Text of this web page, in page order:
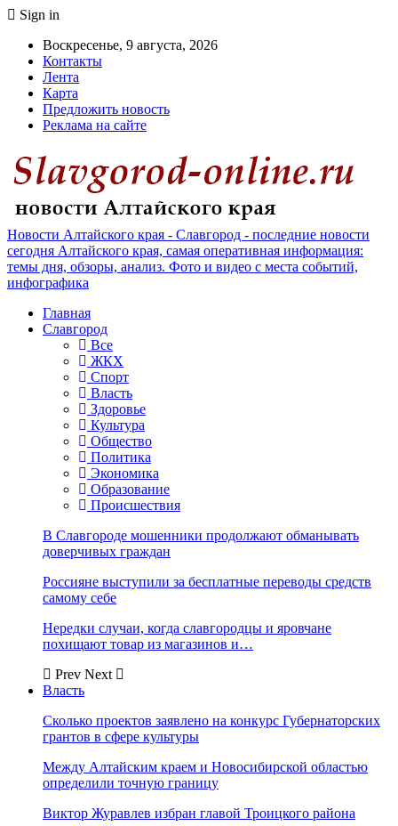
Sign in
Воскресенье, 9 августа, 2026
Контакты
Лента
Карта
Предложить новость
Реклама на сайте
Новости Алтайского края - Славгород - последние новости
сегодня Алтайского края, самая оперативная информация:
темы дня, обзоры, анализ. Фото и видео с места событий,
инфографика
Главная
Славгород
Все
ЖКХ
Спорт
Власть
Здоровье
Культура
Общество
Политика
Экономика
Образование
Происшествия
В Славгороде мошенники продолжают обманывать
доверчивых граждан
Россияне выступили за бесплатные переводы средств
самому себе
Нередки случаи, когда славгородцы и яровчане
похищают товар из магазинов и…
Prev Next
Власть
Сколько проектов заявлено на конкурс Губернаторских
грантов в сфере культуры
Между Алтайским краем и Новосибирской областью
определили точную границу
Виктор Журавлев избран главой Троицкого района